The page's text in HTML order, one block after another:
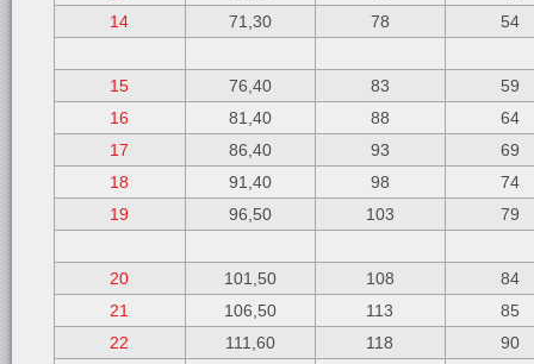
14
71,30 78 54
15 76,40 83
59
16
81,40 88
64
17
86,40 93
69
18
91,40 98
74
19
96,50 103 79
20 101,50 108
84
21
106,50 113
85
22
111,60 118
90